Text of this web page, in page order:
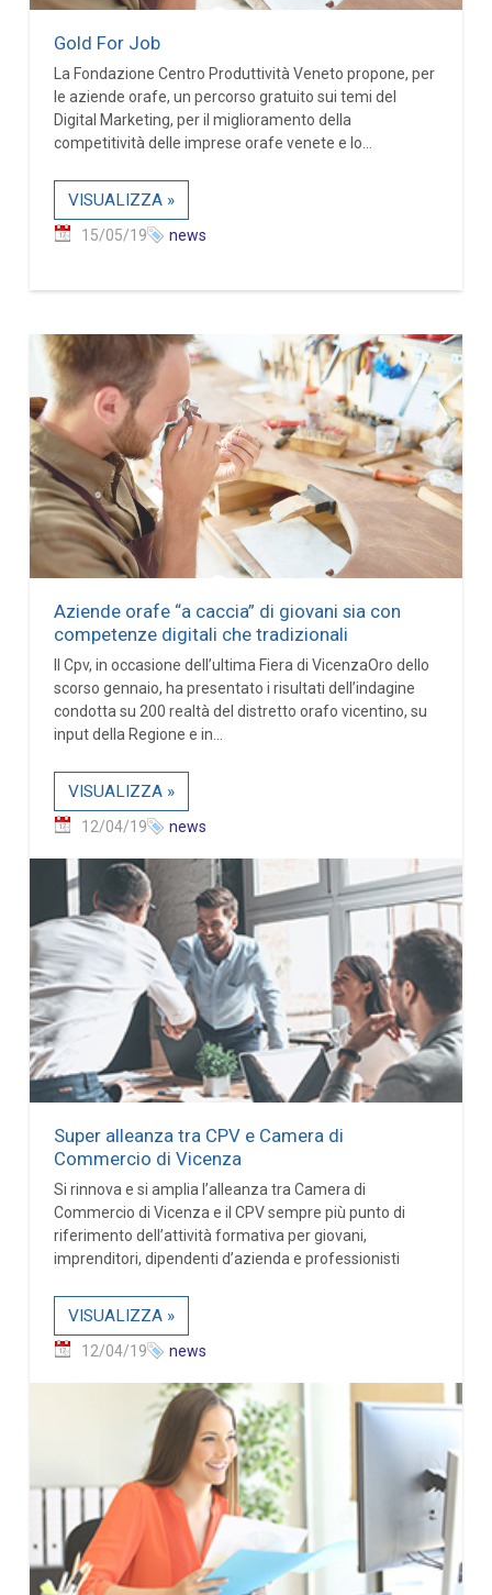
Gold For Job
La Fondazione Centro Produttività Veneto propone, per
le aziende orafe, un percorso gratuito sui temi del
Digital Marketing, per il miglioramento della
competitività delle imprese orafe venete e lo...
VISUALIZZA »
15/05/19 news
Aziende orafe “a caccia” di giovani sia con
competenze digitali che tradizionali
Il Cpv, in occasione dell’ultima Fiera di VicenzaOro dello
scorso gennaio, ha presentato i risultati dell’indagine
condotta su 200 realtà del distretto orafo vicentino, su
input della Regione e in...
VISUALIZZA »
12/04/19 news
Super alleanza tra CPV e Camera di
Commercio di Vicenza
Si rinnova e si amplia l’alleanza tra Camera di
Commercio di Vicenza e il CPV sempre più punto di
riferimento dell’attività formativa per giovani,
imprenditori, dipendenti d’azienda e professionisti
VISUALIZZA »
12/04/19 news